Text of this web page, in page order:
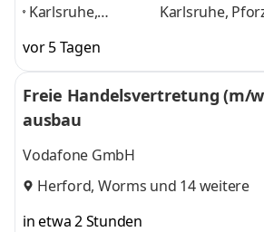
Karlsruhe,
Stuttgart,
Mannheim,
Heidelberg,
Heilbronn, Baden-
Karlsruhe,
Baden-Baden
weitere
vor 5 Tagen
Freie Handelsvertretung (m/
ausbau
Vodafone GmbH
Herford, Worms und 14 weitere
in etwa 2 Stunden